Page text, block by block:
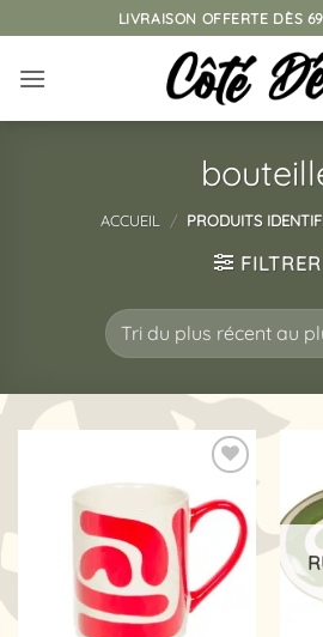
au
contenu
LIVRAISON OFFERTE DÈS
ACCUEIL / PRODUITS
FILTRER
à la
d’envies